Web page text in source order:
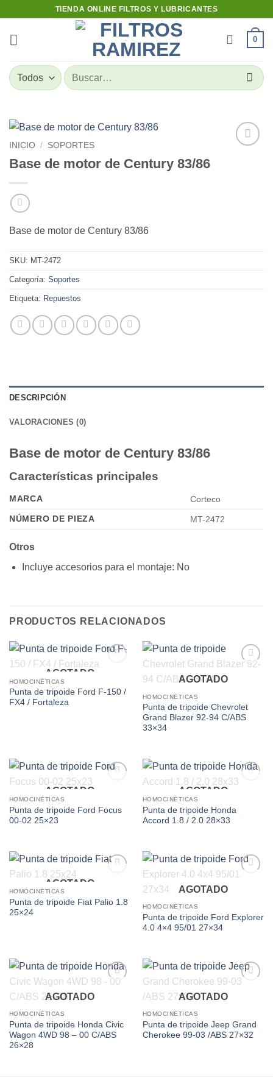
content
TIENDA ONLINE FILTROS Y LUBRICANTES
0
Buscar
por:
INICIO / SOPORTES
Base de motor de Century 83/86
Base de motor de Century 83/86
SKU: MT-2472
Categoría: Soportes
Etiqueta: Repuestos
DESCRIPCIÓN
VALORACIONES (0)
Base de motor de Century 83/86
Características principales
MARCA
Corteco
NÚMERO DE PIEZA
MT-2472
Otros
Incluye accesorios para el montaje: No
PRODUCTOS RELACIONADOS
AGOTADO
HOMOCINÉTICAS
Punta de tripoide Ford F-150 /
FX4 / Fortaleza
AGOTADO
HOMOCINÉTICAS
Punta de tripoide Chevrolet
Grand Blazer 92-94 C/ABS
33×34
AGOTADO
HOMOCINÉTICAS
Punta de tripoide Ford Focus
00-02 25×23
AGOTADO
HOMOCINÉTICAS
Punta de tripoide Honda
Accord 1.8 / 2.0 28×33
AGOTADO
HOMOCINÉTICAS
Punta de tripoide Fiat Palio 1.8
25×24
AGOTADO
HOMOCINÉTICAS
Punta de tripoide Ford Explorer
4.0 4×4 95/01 27×34
AGOTADO
HOMOCINÉTICAS
Punta de tripoide Honda Civic
Wagon 4WD 98 – 00 C/ABS
26×28
AGOTADO
HOMOCINÉTICAS
Punta de tripoide Jeep Grand
Cherokee 99-03 /ABS 27×32